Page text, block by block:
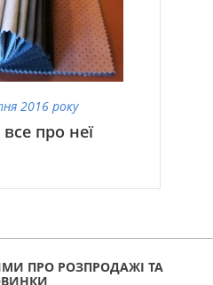
2016 року
про неї
ПРО РОЗПРОДАЖІ ТА